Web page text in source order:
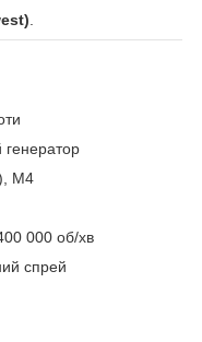
генератор
М4
000 об/хв
спрей